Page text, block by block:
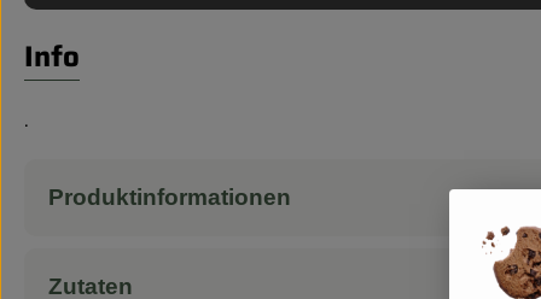
Info
.
Produktinformationen
Zutaten